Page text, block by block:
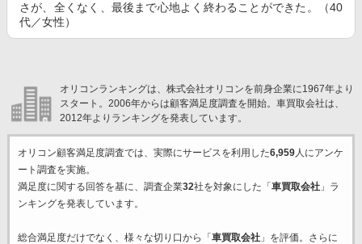
さが、全くなく、最後まで心地よく終わることができた。（40
代／女性）
オリコンランキングは、株式会社オリコンを前身企業に1967年より
スタート。2006年からは顧客満足度調査を開始。車買取会社は、
2012年よりランキングを発表しています。
オリコン顧客満足度調査では、実際にサービスを利用した6,959人にアンケ
ート調査を実施。
満足度に関する回答を基に、調査企業32社を対象にした「 車買取会社」ラ
ンキングを発表しています。
総合満足度だけでなく、様々な切り口から「 車買取会社」を評価。さらに